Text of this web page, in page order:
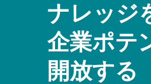
ナレッジ
企業ポテ
開放する